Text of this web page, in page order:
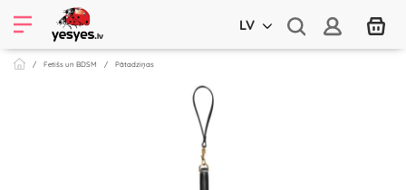
LV
Fetišs un BDSM Pātadziņas